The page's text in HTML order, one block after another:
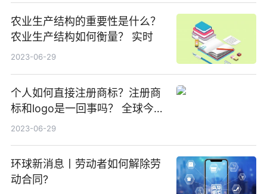
农业生产结构的重要性是什么？
农业生产结构如何衡量？ 实时
2023-06-29
个人如何直接注册商标？注册商
标和logo是一回事吗？ 全球今头
条
2023-06-29
环球新消息丨劳动者如何解除劳
动合同?